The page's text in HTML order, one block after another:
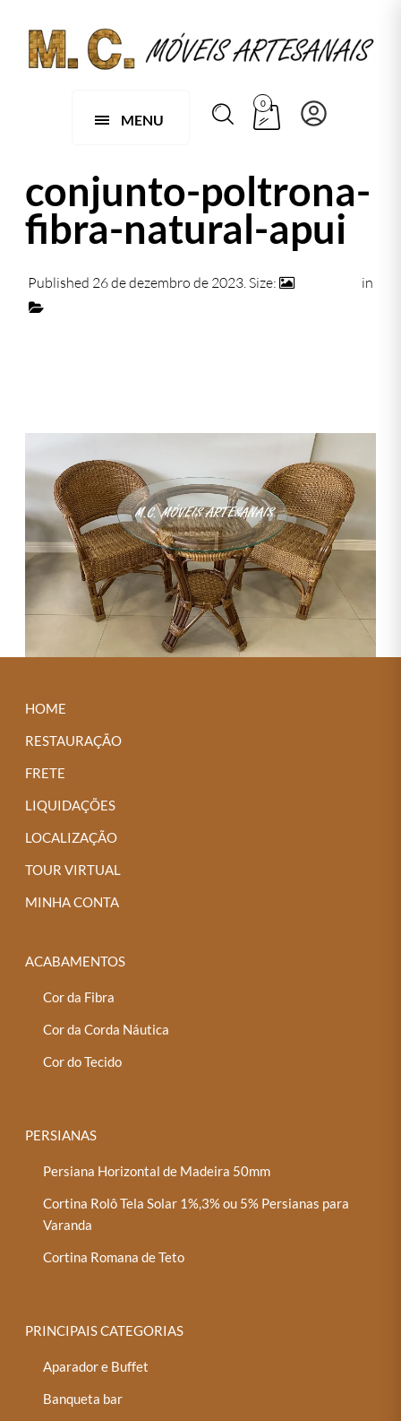
MENU
0
conjunto-poltrona-
fibra-natural-apui
Published 26 de dezembro de 2023 . Size:
in
HOME
RESTAURAÇÃO
FRETE
LIQUIDAÇÕES
LOCALIZAÇÃO
TOUR VIRTUAL
MINHA CONTA
ACABAMENTOS
Cor da Fibra
Cor da Corda Náutica
Cor do Tecido
PERSIANAS
Persiana Horizontal de Madeira 50mm
Cortina Rolô Tela Solar 1%,3% ou 5% Persianas para
Varanda
Cortina Romana de Teto
PRINCIPAIS CATEGORIAS
Aparador e Buffet
Banqueta bar